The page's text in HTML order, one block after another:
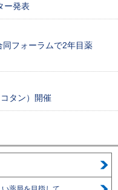
ー発表
フォーラムで2年目薬
タン）開催